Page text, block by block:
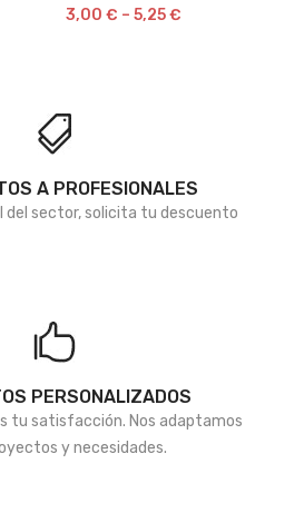
3,00 € – 5,25€
A PROFESIONALES
del sector, solicita tu descuento
PERSONALIZADOS
tu satisfacción. Nos adaptamos
y necesidades.